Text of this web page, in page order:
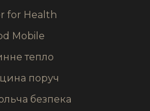
for Health
Mobile
тепло
поруч
безпека